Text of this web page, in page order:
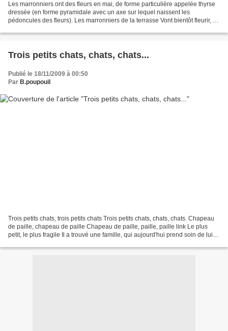
Les marronniers ont des fleurs en mai, de forme particulière appelée thyrse
dressée (en forme pyramidale avec un axe sur lequel naissent les
pédoncules des fleurs). Les marronniers de la terrasse Vont bientôt fleurir, à
Trois petits chats, chats, chats...
Publié le 18/11/2009 à 00:50
Par B.poupouil
Trois petits chats, trois petits chats Trois petits chats, chats, chats. Chapeau
de paille, chapeau de paille Chapeau de paille, paille, paille link Le plus
petit, le plus fragile Il a trouvé une famille, qui aujourd'hui prend soin de lui, il